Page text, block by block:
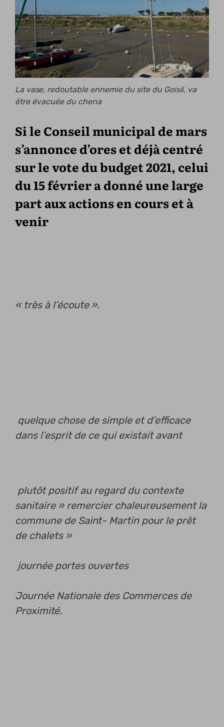
La vase, redoutable ennemie du site du Goisil, va
être évacuée du chena
Si le Conseil municipal de mars
s’annonce d’ores et déjà centré
sur le vote du budget 2021, celui
du 15 février a donné une large
part aux actions en cours et à
venir
« très à l’écoute ».
quelque chose de simple et d’efficace
dans l’esprit de ce qui existait avant
plutôt positif au regard du contexte
sanitaire »remercier chaleureusement la
commune de Saint- Martin pour le prêt
de chalets »
journée portes ouvertes
Journée Nationale des Commerces de
Proximité.